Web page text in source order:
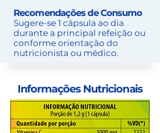
Recomendações de Consumo
Sugere-se 1 cápsula ao dia
durante a principal refeição ou
conforme orientação do
nutricionista ou médico.
Informações Nutricionais